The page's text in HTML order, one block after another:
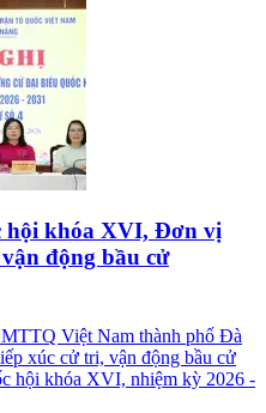
hội khóa XVI, Đơn vị
động bầu cử
Việt Nam thành phố Đà
xúc cử tri, vận động bầu cử
hội khóa XVI, nhiệm kỳ 2026 -